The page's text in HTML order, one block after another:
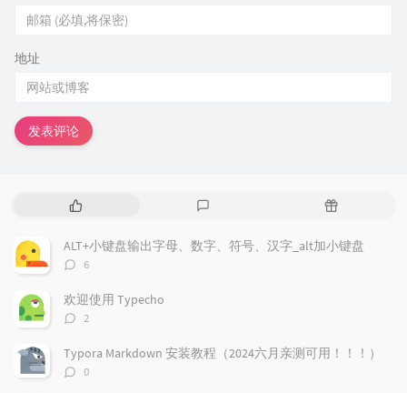
地址
发表评论
热
文
章
评
论
随
文
章
ALT+小键盘输出字母、数字、符号、汉字_alt加小键盘
评
数：
6
欢迎使用 Typecho
评
数：
2
Typora Markdown 安装教程（2024六月亲测可用！！！）
评
0